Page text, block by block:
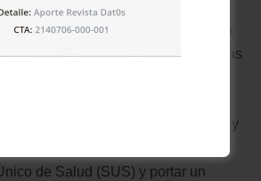
se pueden lograr en 15 a
98% de confiabilidad. Son pruebas
Cuéllar.
nosocomios atienden todos los días y
Lo único que se requiere es estar
de Salud (SUS) y portar un